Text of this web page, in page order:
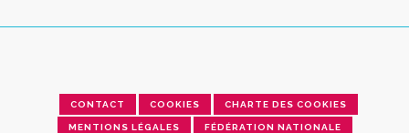
CONTACT COOKIES CHARTE DES COOKIES
MENTIONS LÉGALES FÉDÉRATION NATIONALE